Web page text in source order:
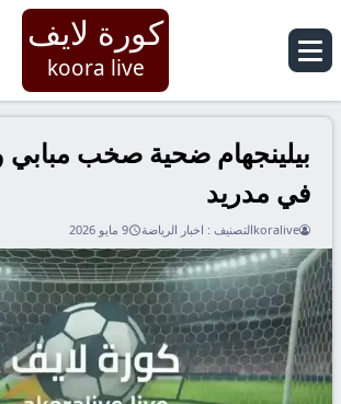
كورة لايف
koora live
بيلينجهام ضحية صخب
في مدريد
koraliveالتصنيف : اخبار الرياضة 9 مايو 2026